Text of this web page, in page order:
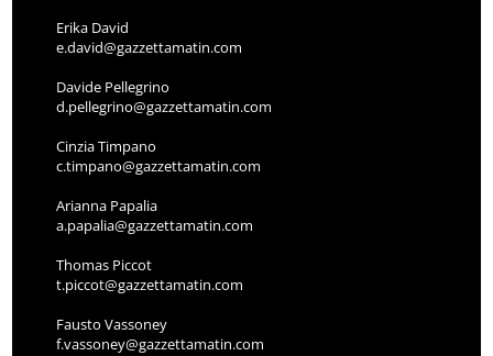
Erika David
e.david@gazzettamatin.com
Davide Pellegrino
d.pellegrino@gazzettamatin.com
Cinzia Timpano
c.timpano@gazzettamatin.com
Arianna Papalia
a.papalia@gazzettamatin.com
Thomas Piccot
t.piccot@gazzettamatin.com
Fausto Vassoney
f.vassoney@gazzettamatin.com